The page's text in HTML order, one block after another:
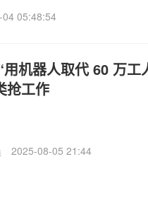
05:48:54
机器人取代 60 万工
抢工作
2025-08-05 21:44